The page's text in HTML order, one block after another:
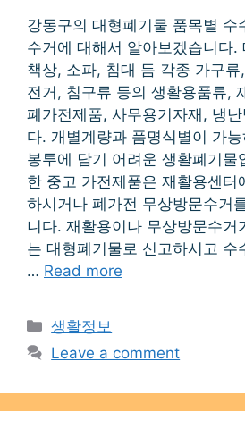
강동구의 대형폐기물 품목별 수
수거에 대해서 알아보겠습니다.
책상, 소파, 침대 듬 각종 가구
전거, 침구류 등의 생활용품류,
폐가전제품, 사무용기자재, 냉
다. 개별계량과 품명식별이 가
봉투에 담기 어려운 생활폐기물
한 중고 가전제품은 재활용센터
하시거나 폐가전 무상방문수거
니다. 재활용이나 무상방문수거
는 대형폐기물로 신고하시고 수
… Read more
Categories
생활정보
Leave a comment